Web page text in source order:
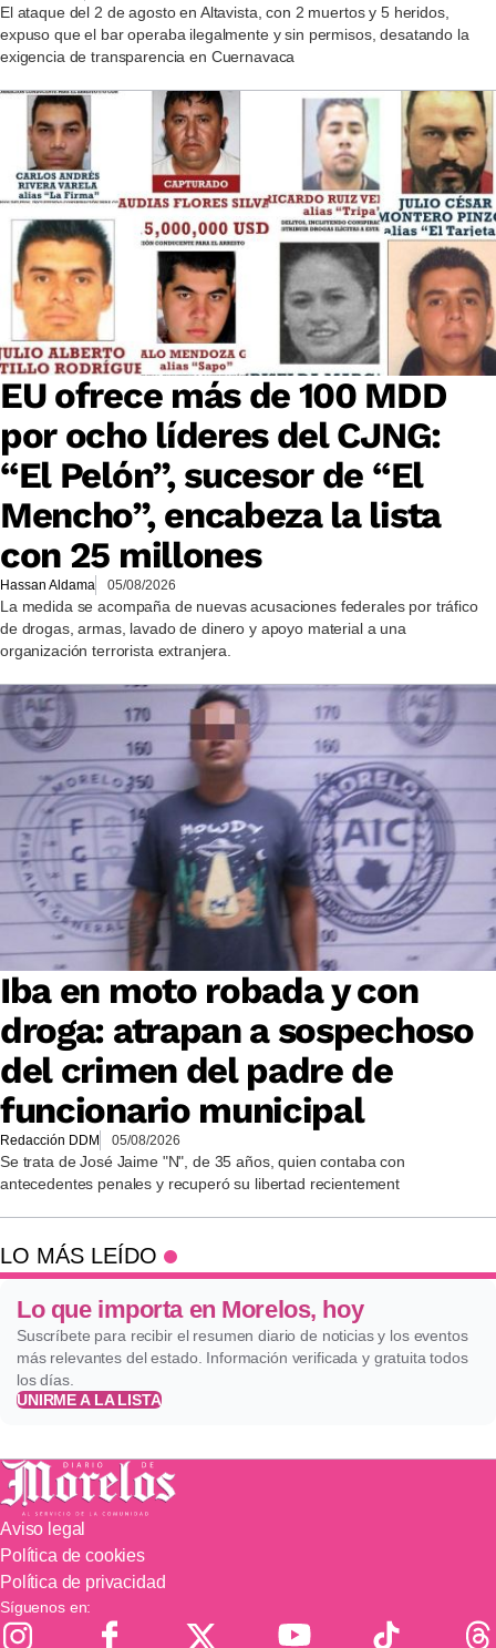
El ataque del 2 de agosto en Altavista, con 2 muertos y 5 heridos,
expuso que el bar operaba ilegalmente y sin permisos, desatando la
exigencia de transparencia en Cuernavaca
EU ofrece más de 100 MDD
por ocho líderes del CJNG:
“El Pelón”, sucesor de “El
Mencho”, encabeza la lista
con 25 millones
Hassan Aldama 05/08/2026
La medida se acompaña de nuevas acusaciones federales por tráfico
de drogas, armas, lavado de dinero y apoyo material a una
organización terrorista extranjera.
Iba en moto robada y con
droga: atrapan a sospechoso
del crimen del padre de
funcionario municipal
Redacción DDM 05/08/2026
Se trata de José Jaime "N", de 35 años, quien contaba con
antecedentes penales y recuperó su libertad recientement
LO MÁS LEÍDO
Lo que importa en Morelos, hoy
Suscríbete para recibir el resumen diario de noticias y los eventos
más relevantes del estado. Información verificada y gratuita todos
los días.
UNIRME A LA LISTA
Aviso legal
Política de cookies
Política de privacidad
Síguenos en: